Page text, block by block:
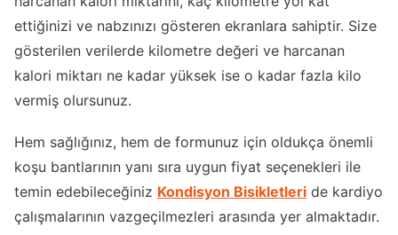
ettiğinizi ve nabzınızı gösteren ekranlara sahiptir. Size
gösterilen verilerde kilometre değeri ve harcanan
kalori miktarı ne kadar yüksek ise o kadar fazla kilo
vermiş olursunuz.
Hem sağlığınız, hem de formunuz için oldukça önemli
koşu bantlarının yanı sıra uygun fiyat seçenekleri ile
temin edebileceğiniz Kondisyon Bisikletleri de kardiyo
çalışmalarının vazgeçilmezleri arasında yer almaktadır.